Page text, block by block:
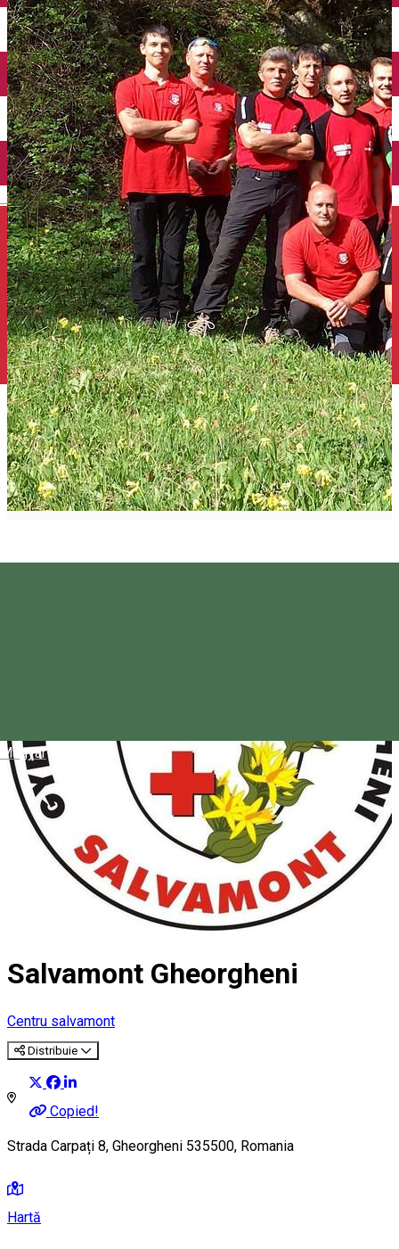
English
Magyar
Închirieri auto
Închirieri de biciclete
Salvamont Gheorgheni
Centru salvamont
Distribuie
Copied!
Strada Carpați 8, Gheorgheni 535500, Romania
Hartă